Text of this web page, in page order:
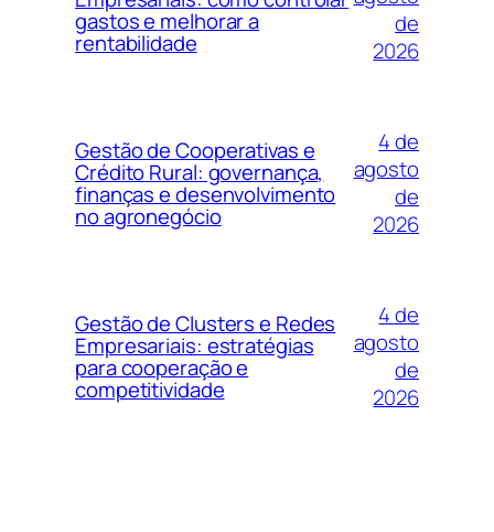
gastos e melhorar a
rentabilidade
de
2026
Gestão de Cooperativas e
Crédito Rural: governança,
finanças e desenvolvimento
no agronegócio
4 de
agosto
de
2026
Gestão de Clusters e Redes
Empresariais: estratégias
para cooperação e
competitividade
4 de
agosto
de
2026